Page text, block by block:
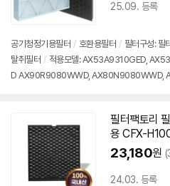
25.09. 등록
공기청정기용필터 / 호환용필터 / 필터구성: 필
탈취필터 / 적용모델: AX53A9310GED,
D AX90R9080WWD, AX80N9080WWD,
필터팩토리
용 CFX-
23,180원
24.03. 등록